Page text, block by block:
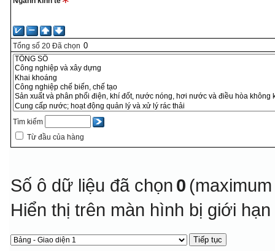
Tổng số 20 Đã chọn
Tìm kiếm
Từ đầu của hàng
Số ô dữ liệu đã chọn 0
Hiển thị trên màn hình bị giới